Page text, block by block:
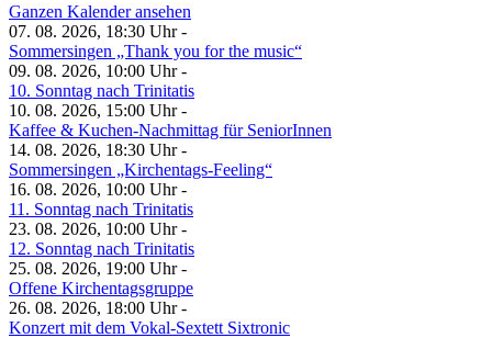
Ganzen Kalender ansehen
07. 08. 2026, 18:30 Uhr -
Sommersingen „Thank you for the music“
09. 08. 2026, 10:00 Uhr -
10. Sonntag nach Trinitatis
10. 08. 2026, 15:00 Uhr -
Kaffee & Kuchen-Nachmittag für SeniorInnen
14. 08. 2026, 18:30 Uhr -
Sommersingen „Kirchentags-Feeling“
16. 08. 2026, 10:00 Uhr -
11. Sonntag nach Trinitatis
23. 08. 2026, 10:00 Uhr -
12. Sonntag nach Trinitatis
25. 08. 2026, 19:00 Uhr -
Offene Kirchentagsgruppe
26. 08. 2026, 18:00 Uhr -
Konzert mit dem Vokal-Sextett Sixtronic